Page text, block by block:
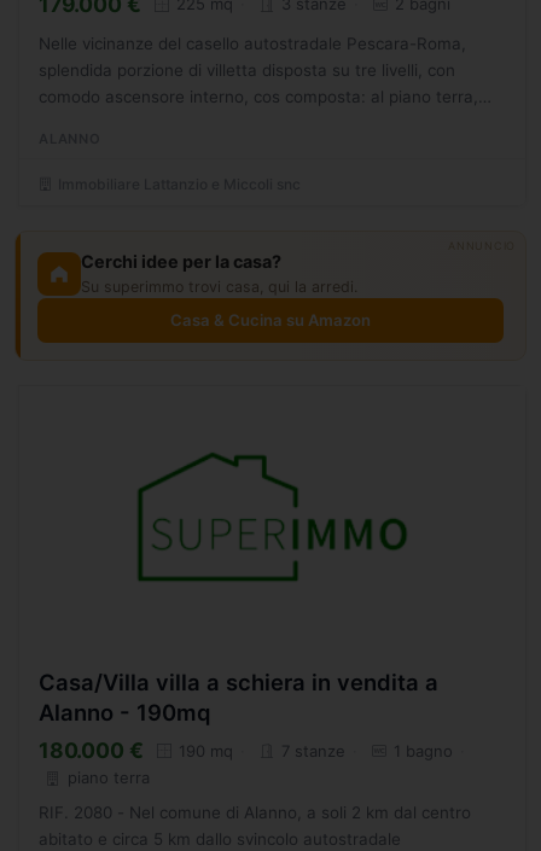
225 mq 3 stanze 2 bagni
Nelle vicinanze del casello autostradale Pescara-Roma,
splendida porzione di villetta disposta su tre livelli, con
comodo ascensore interno, cos composta: al piano terra,
Cerchi idee per la casa?
Su superimmo trovi casa, qui la arredi.
Casa & Cucina su Amazon
Casa/Villa villa a schiera in vendita a
Alanno - 190mq
180.000 € 190 mq 7 stanze
1 bagno
piano terra
RIF. 2080 - Nel comune di Alanno, a soli 2 km dal centro
abitato e circa 5 km dallo svincolo autostradale